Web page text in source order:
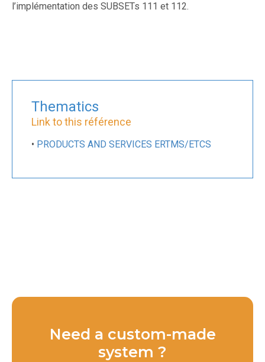
l’implémentation des SUBSETs 111 et 112.
Thematics
Link to this référence
• PRODUCTS AND SERVICES ERTMS/ETCS
Need a custom-made
system ?